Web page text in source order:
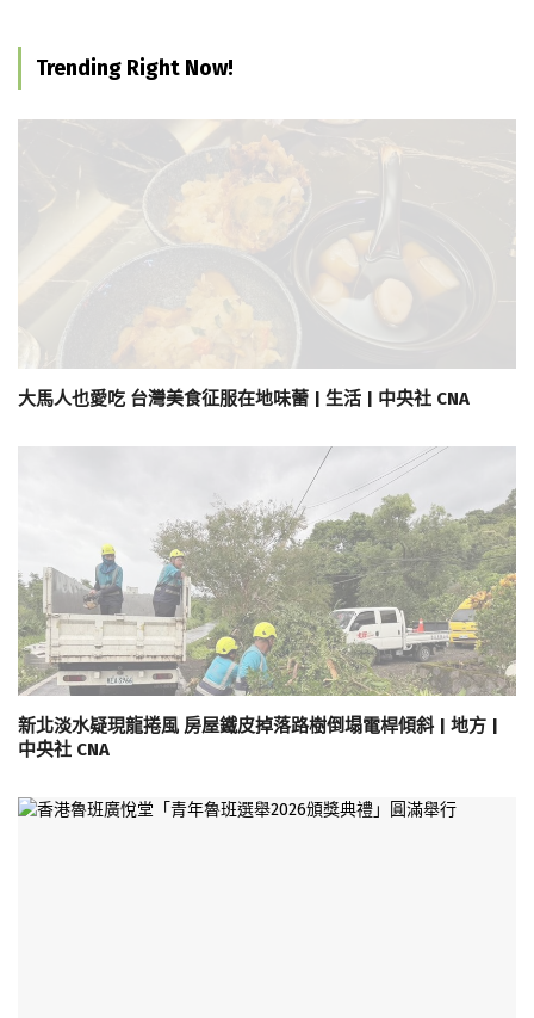
Trending Right Now!
大馬人也愛吃 台灣美食征服在地味蕾 | 生活 | 中央社 CNA
新北淡水疑現龍捲風 房屋鐵皮掉落路樹倒塌電桿傾斜 | 地方 |
中央社 CNA